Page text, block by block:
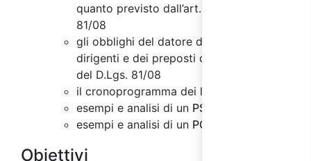
quanto previsto dall’art. 95 del D.Lgs.
81/08
gli obblighi del datore di lavoro, dei
dirigenti e dei preposti di cui all’art. 96
del D.Lgs. 81/08
il cronoprogramma dei lavori
esempi e analisi di un PSC
esempi e analisi di un POS
Obiettivi